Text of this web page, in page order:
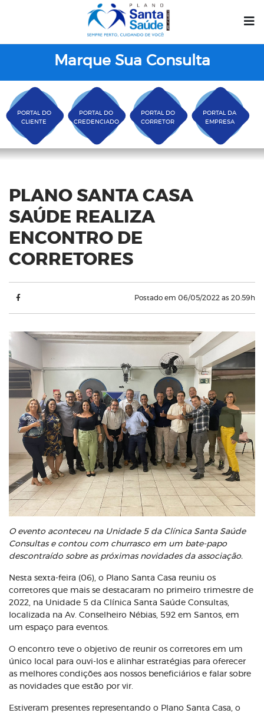
Marque Sua Consulta
PORTAL DO
CLIENTE
PORTAL DO
CREDENCIADO
PORTAL DO
CORRETOR
PORTAL DA
EMPRESA
Blog
PLANO SANTA CASA
SAÚDE REALIZA
ENCONTRO DE
CORRETORES
Postado em 06/05/2022 as 20:59h
O evento aconteceu na Unidade 5 da Clínica Santa Saúde
Consultas e contou com churrasco em um bate-papo
descontraído sobre as próximas novidades da associação.
Nesta sexta-feira (06), o Plano Santa Casa reuniu os
corretores que mais se destacaram no primeiro trimestre de
2022, na Unidade 5 da Clínica Santa Saúde Consultas,
localizada na Av. Conselheiro Nébias, 592 em Santos, em
um espaço para eventos.
O encontro teve o objetivo de reunir os corretores em um
único local para ouvi-los e alinhar estratégias para oferecer
as melhores condições aos nossos beneficiários e falar sobre
as novidades que estão por vir.
Estiveram presentes representando o Plano Santa Casa, o